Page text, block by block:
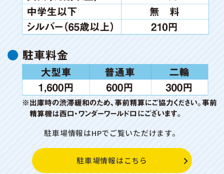
駐車場情報はHPでご覧いただけます。
駐車場情報はこちら